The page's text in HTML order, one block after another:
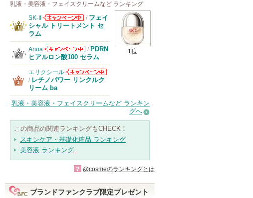
乳液・美容液・フェイスクリームなど ランキング
1位
SK-II
SK-IIからのお
/ フェイ
シャル トリートメント セ
ラム
Anua
Anuaからのお
知らせがありま
す
/ PDRN
ヒアルロン酸100 セラム
エリクシール
エリクシールか
/ レチノパワー リンクルク
リーム ba
乳液・美容液・フェイスクリームなど ランキン
グへ
この商品の関連ランキングもCHECK！
スキンケア・基礎化粧品 ランキング
美容液 ランキング
? @cosmeのランキングとは
ブランドファンクラブ限定プレゼント